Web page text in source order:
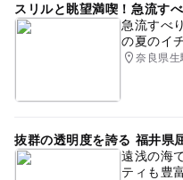
スリルと眺望満喫！急流す
急流すべ
の夏のイ
奈良県生
抜群の透明度を誇る 福井県
遠浅の海
ティも豊